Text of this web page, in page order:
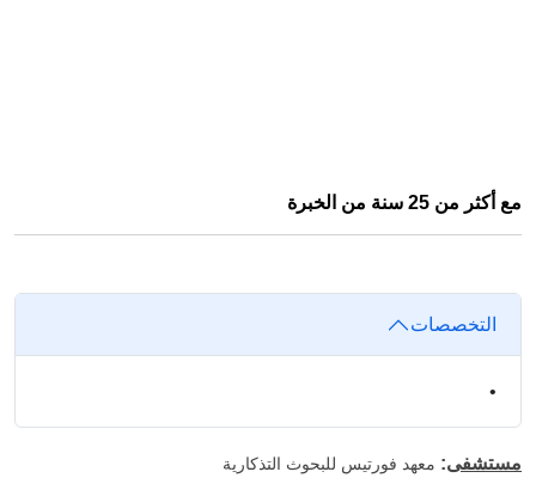
مع أكثر من 25 سنة من الخبرة
التخصصات
•
مستشفى: معهد فورتيس للبحوث التذكارية